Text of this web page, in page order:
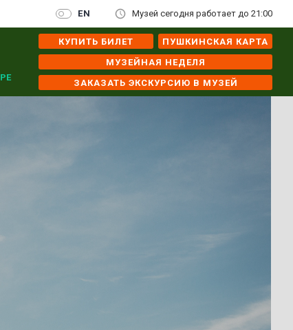
EN Музей сегодня работает до 21:00
КУПИТЬ БИЛЕТ
ПУШКИНСКАЯ КАРТА
МУЗЕЙНАЯ НЕДЕЛЯ
ЗАКАЗАТЬ ЭКСКУРСИЮ В МУЗЕЙ